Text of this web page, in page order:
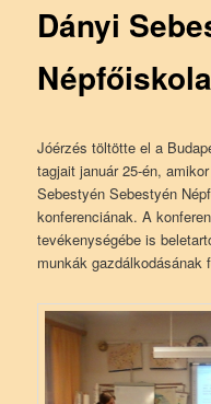
Dányi
Népfőiskola
Jóérzés töltötte el a
tagjait január 25-én,
Sebestyén Sebestyén
konferenciának. A
tevékenységébe is
munkák gazdálkodásának